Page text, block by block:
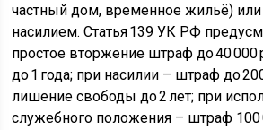
частный дом, временное жильё)
насилием. Статья 139 УК РФ
простое вторжение штраф до 40 000
до 1 года; при насилии – штраф до
лишение свободы до 2 лет; при
служебного положения – штраф 100